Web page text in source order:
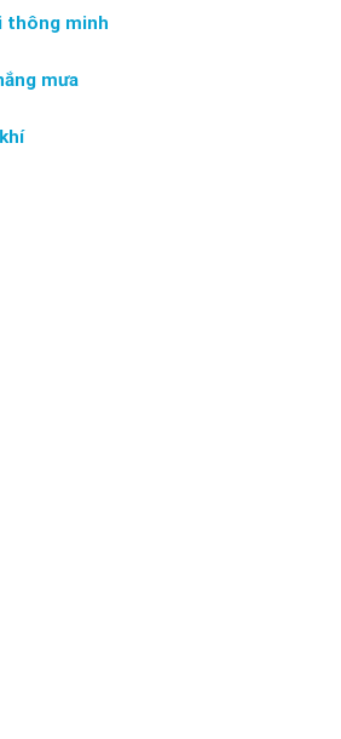
thông minh
mưa